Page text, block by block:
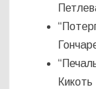
Кикоть